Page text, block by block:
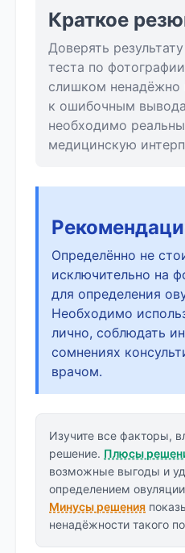
Краткое
Доверять
теста по
слишком
к ошибочным
необходимо
медицинскую
Определённо не
исключительно на
для определения
Необходимо
лично, соблюдать
сомнениях
врачом.
Изучите все факторы,
решение. Плюсы
возможные выгоды и
определением
Минусы решения
ненадёжности такого